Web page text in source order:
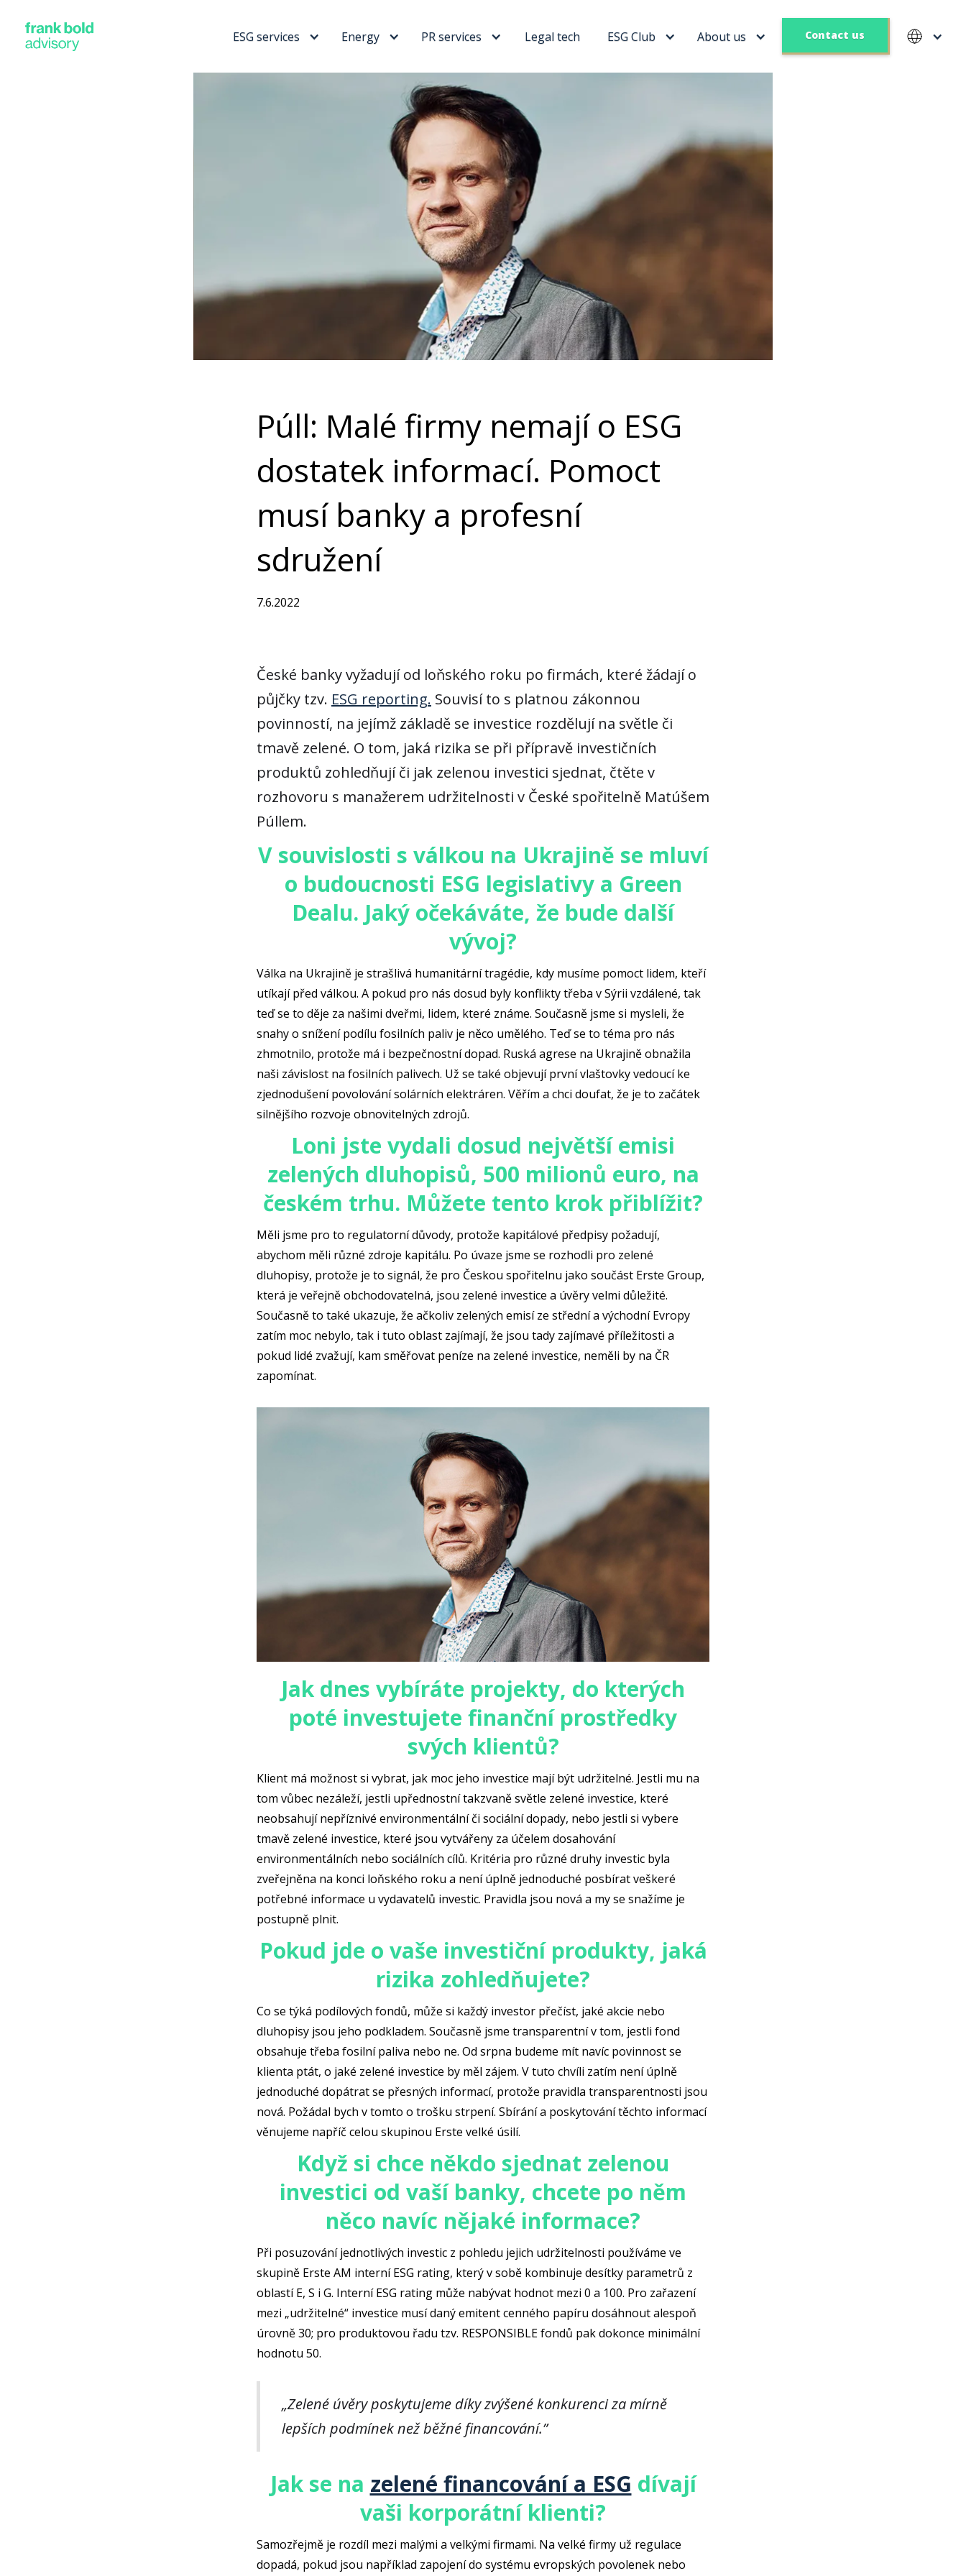
ESG services Energy PR services Legal tech ESG Club About us Contact us
Púll: Malé firmy nemají o ESG
dostatek informací. Pomoct
musí banky a profesní
sdružení
7.6.2022
České banky vyžadují od loňského roku po firmách, které žádají o
půjčky tzv. ESG reporting. Souvisí to s platnou zákonnou
povinností, na jejímž základě se investice rozdělují na světle či
tmavě zelené. O tom, jaká rizika se při přípravě investičních
produktů zohledňují či jak zelenou investici sjednat, čtěte v
rozhovoru s manažerem udržitelnosti v České spořitelně Matúšem
Púllem.
V souvislosti s válkou na Ukrajině se mluví
o budoucnosti ESG legislativy a Green
Dealu. Jaký očekáváte, že bude další
vývoj?
Válka na Ukrajině je strašlivá humanitární tragédie, kdy musíme pomoct lidem, kteří
utíkají před válkou. A pokud pro nás dosud byly konflikty třeba v Sýrii vzdálené, tak
teď se to děje za našimi dveřmi, lidem, které známe. Současně jsme si mysleli, že
snahy o snížení podílu fosilních paliv je něco umělého. Teď se to téma pro nás
zhmotnilo, protože má i bezpečnostní dopad. Ruská agrese na Ukrajině obnažila
naši závislost na fosilních palivech. Už se také objevují první vlaštovky vedoucí ke
zjednodušení povolování solárních elektráren. Věřím a chci doufat, že je to začátek
silnějšího rozvoje obnovitelných zdrojů.
Loni jste vydali dosud největší emisi
zelených dluhopisů, 500 milionů euro, na
českém trhu. Můžete tento krok přiblížit?
Měli jsme pro to regulatorní důvody, protože kapitálové předpisy požadují,
abychom měli různé zdroje kapitálu. Po úvaze jsme se rozhodli pro zelené
dluhopisy, protože je to signál, že pro Českou spořitelnu jako součást Erste Group,
která je veřejně obchodovatelná, jsou zelené investice a úvěry velmi důležité.
Současně to také ukazuje, že ačkoliv zelených emisí ze střední a východní Evropy
zatím moc nebylo, tak i tuto oblast zajímají, že jsou tady zajímavé příležitosti a
pokud lidé zvažují, kam směřovat peníze na zelené investice, neměli by na ČR
zapomínat.
Jak dnes vybíráte projekty, do kterých
poté investujete finanční prostředky
svých klientů?
Klient má možnost si vybrat, jak moc jeho investice mají být udržitelné. Jestli mu na
tom vůbec nezáleží, jestli upřednostní takzvaně světle zelené investice, které
neobsahují nepříznivé environmentální či sociální dopady, nebo jestli si vybere
tmavě zelené investice, které jsou vytvářeny za účelem dosahování
environmentálních nebo sociálních cílů. Kritéria pro různé druhy investic byla
zveřejněna na konci loňského roku a není úplně jednoduché posbírat veškeré
potřebné informace u vydavatelů investic. Pravidla jsou nová a my se snažíme je
postupně plnit.
Pokud jde o vaše investiční produkty, jaká
rizika zohledňujete?
Co se týká podílových fondů, může si každý investor přečíst, jaké akcie nebo
dluhopisy jsou jeho podkladem. Současně jsme transparentní v tom, jestli fond
obsahuje třeba fosilní paliva nebo ne. Od srpna budeme mít navíc povinnost se
klienta ptát, o jaké zelené investice by měl zájem. V tuto chvíli zatím není úplně
jednoduché dopátrat se přesných informací, protože pravidla transparentnosti jsou
nová. Požádal bych v tomto o trošku strpení. Sbírání a poskytování těchto informací
věnujeme napříč celou skupinou Erste velké úsilí.
Když si chce někdo sjednat zelenou
investici od vaší banky, chcete po něm
něco navíc nějaké informace?
Při posuzování jednotlivých investic z pohledu jejich udržitelnosti používáme ve
skupině Erste AM interní ESG rating, který v sobě kombinuje desítky parametrů z
oblastí E, S i G. Interní ESG rating může nabývat hodnot mezi 0 a 100. Pro zařazení
mezi „udržitelné“ investice musí daný emitent cenného papíru dosáhnout alespoň
úrovně 30; pro produktovou řadu tzv. RESPONSIBLE fondů pak dokonce minimální
hodnotu 50.
„Zelené úvěry poskytujeme díky zvýšené konkurenci za mírně
lepších podmínek než běžné financování.”
Jak se na zelené financování a ESG dívají
vaši korporátní klienti?
Samozřejmě je rozdíl mezi malými a velkými firmami. Na velké firmy už regulace
dopadá, pokud jsou například zapojení do systému evropských povolenek nebo